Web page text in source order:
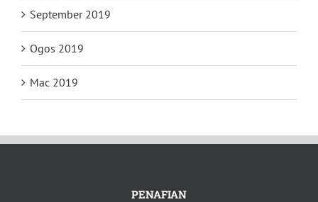
September 2019
Ogos 2019
Mac 2019
PENAFIAN